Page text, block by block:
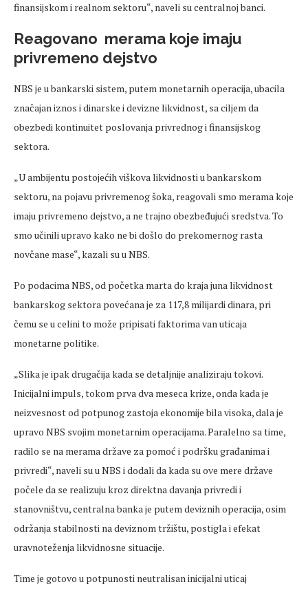
finansijskom i realnom sektoru“, naveli su centralnoj banci.
Reagovano merama koje imaju
privremeno dejstvo
NBS je u bankarski sistem, putem monetarnih operacija, ubacila
značajan iznos i dinarske i devizne likvidnost, sa ciljem da
obezbedi kontinuitet poslovanja privrednog i finansijskog
sektora.
„U ambijentu postojećih viškova likvidnosti u bankarskom
sektoru, na pojavu privremenog šoka, reagovali smo merama koje
imaju privremeno dejstvo, a ne trajno obezbeđujući sredstva. To
smo učinili upravo kako ne bi došlo do prekomernog rasta
novčane mase“, kazali su u NBS.
Po podacima NBS, od početka marta do kraja juna likvidnost
bankarskog sektora povećana je za 117,8 milijardi dinara, pri
čemu se u celini to može pripisati faktorima van uticaja
monetarne politike.
„Slika je ipak drugačija kada se detaljnije analiziraju tokovi.
Inicijalni impuls, tokom prva dva meseca krize, onda kada je
neizvesnost od potpunog zastoja ekonomije bila visoka, dala je
upravo NBS svojim monetarnim operacijama. Paralelno sa time,
radilo se na merama države za pomoć i podršku građanima i
privredi“, naveli su u NBS i dodali da kada su ove mere države
počele da se realizuju kroz direktna davanja privredi i
stanovništvu, centralna banka je putem deviznih operacija, osim
održanja stabilnosti na deviznom tržištu, postigla i efekat
uravnoteženja likvidnosne situacije.
Time je gotovo u potpunosti neutralisan inicijalni uticaj